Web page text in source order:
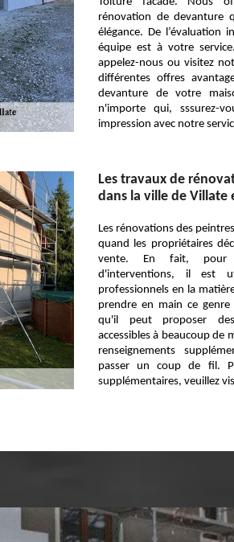
rénovation de devanture
élégance. De
équipe est à votre
appelez-nous ou visitez
différentes offres
devanture de votre
n'importe qui, sssurez-
impression avec notre
Les travaux de
dans la ville de Villate
Les rénovations des
quand les propriétaires
vente. En fait, pour
d'interventions, il est
professionnels en la
prendre en main ce
qu'il peut proposer
accessibles à beaucoup de
renseignements
passer un coup de fil.
supplémentaires, veuillez